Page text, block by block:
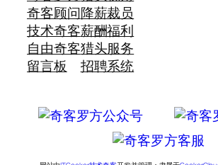
奇客顾问
技术奇客
自由奇客
留言板
降薪裁员
薪酬福利
猎头服务
招聘系统